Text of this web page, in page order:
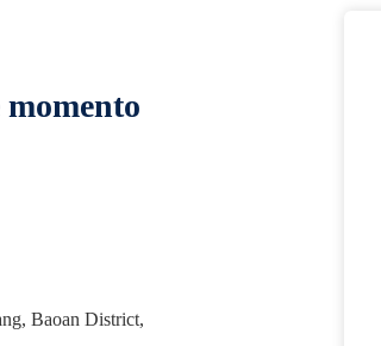
Baoan District,